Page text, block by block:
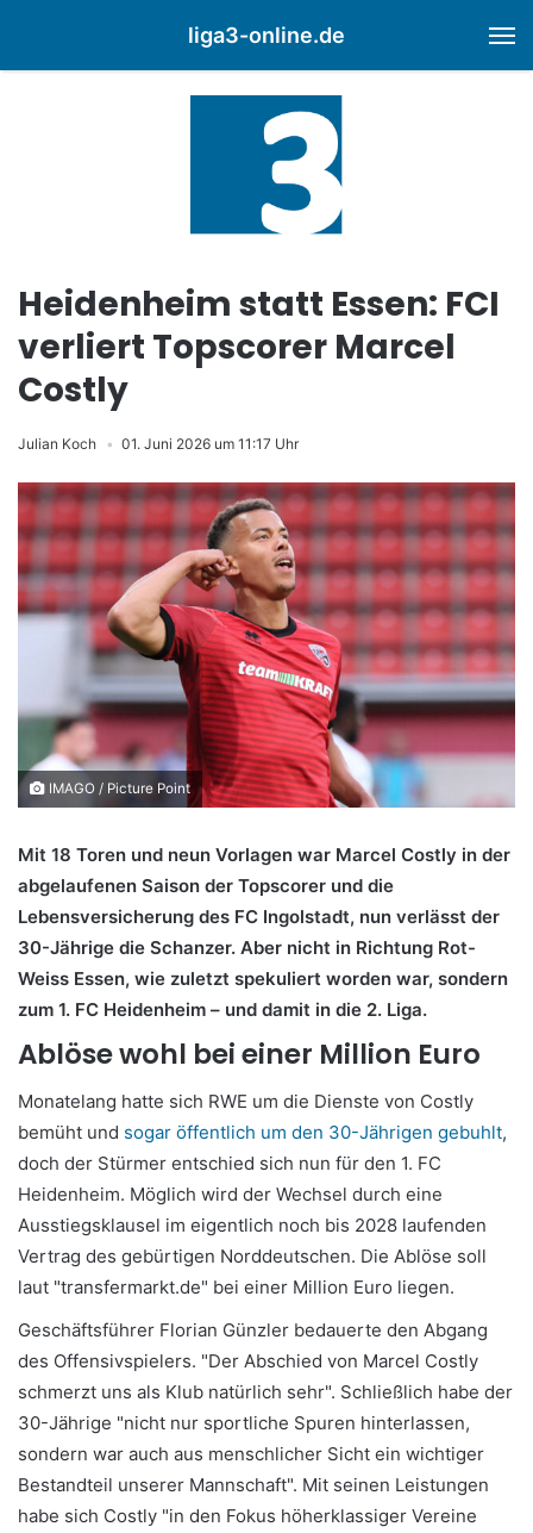
liga3-online.de
Heidenheim statt Essen: FCI
verliert Topscorer Marcel
Costly
Julian Koch 01. Juni 2026 um 11:17 Uhr
IMAGO / Picture Point
Mit 18 Toren und neun Vorlagen war Marcel Costly in der
abgelaufenen Saison der Topscorer und die
Lebensversicherung des FC Ingolstadt, nun verlässt der
30-Jährige die Schanzer. Aber nicht in Richtung Rot-
Weiss Essen, wie zuletzt spekuliert worden war, sondern
zum 1. FC Heidenheim – und damit in die 2. Liga.
Ablöse wohl bei einer Million Euro
Monatelang hatte sich RWE um die Dienste von Costly
bemüht und sogar öffentlich um den 30-Jährigen gebuhlt,
doch der Stürmer entschied sich nun für den 1. FC
Heidenheim. Möglich wird der Wechsel durch eine
Ausstiegsklausel im eigentlich noch bis 2028 laufenden
Vertrag des gebürtigen Norddeutschen. Die Ablöse soll
laut "transfermarkt.de" bei einer Million Euro liegen.
Geschäftsführer Florian Günzler bedauerte den Abgang
des Offensivspielers. "Der Abschied von Marcel Costly
schmerzt uns als Klub natürlich sehr". Schließlich habe der
30-Jährige "nicht nur sportliche Spuren hinterlassen,
sondern war auch aus menschlicher Sicht ein wichtiger
Bestandteil unserer Mannschaft". Mit seinen Leistungen
habe sich Costly "in den Fokus höherklassiger Vereine